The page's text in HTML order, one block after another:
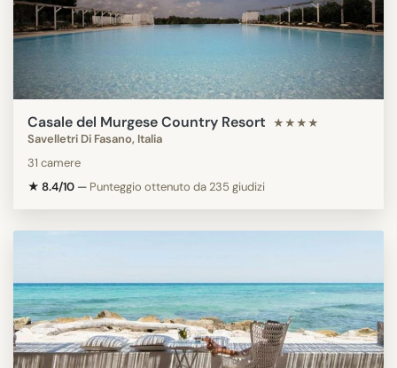
Casale del Murgese Country Resort ★★★★
Savelletri Di Fasano, Italia
31 camere
★ 8.4/10 — Punteggio ottenuto da 235 giudizi